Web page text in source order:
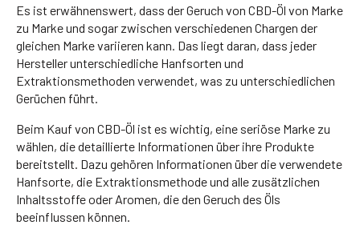
Es ist erwähnenswert, dass der Geruch von CBD-Öl von Marke
zu Marke und sogar zwischen verschiedenen Chargen der
gleichen Marke variieren kann. Das liegt daran, dass jeder
Hersteller unterschiedliche Hanfsorten und
Extraktionsmethoden verwendet, was zu unterschiedlichen
Gerüchen führt.
Beim Kauf von CBD-Öl ist es wichtig, eine seriöse Marke zu
wählen, die detaillierte Informationen über ihre Produkte
bereitstellt. Dazu gehören Informationen über die verwendete
Hanfsorte, die Extraktionsmethode und alle zusätzlichen
Inhaltsstoffe oder Aromen, die den Geruch des Öls
beeinflussen können.